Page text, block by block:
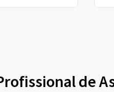
de